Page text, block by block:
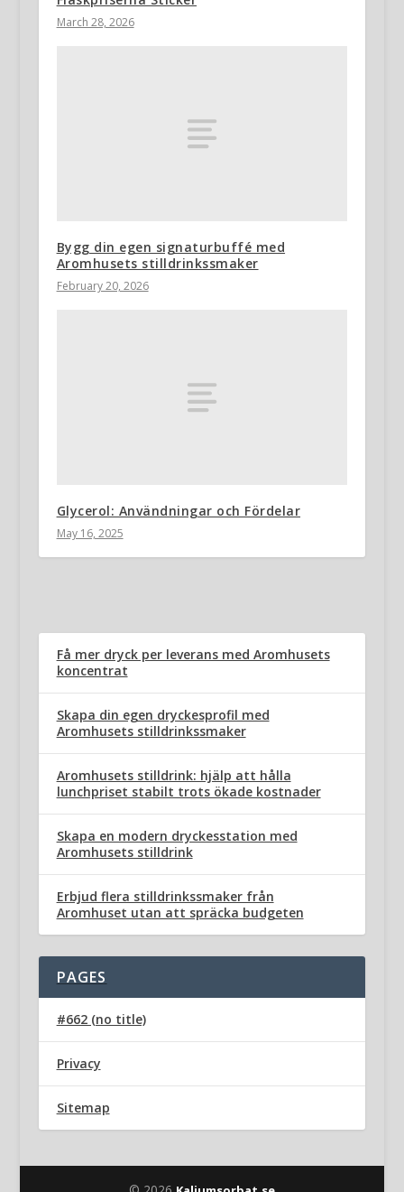
March 28, 2026
Bygg din egen signaturbuffé med
Aromhusets stilldrinkssmaker
February 20, 2026
Glycerol: Användningar och Fördelar
May 16, 2025
Få mer dryck per leverans med Aromhusets
koncentrat
Skapa din egen dryckesprofil med
Aromhusets stilldrinkssmaker
Aromhusets stilldrink: hjälp att hålla
lunchpriset stabilt trots ökade kostnader
Skapa en modern dryckesstation med
Aromhusets stilldrink
Erbjud flera stilldrinkssmaker från
Aromhuset utan att spräcka budgeten
PAGES
#662 (no title)
Privacy
Sitemap